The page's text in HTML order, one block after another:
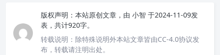
版权声明： 本站原创文章，由 小智 于2024-11-09发
表，共计920字。
转载说明： 除特殊说明外本站文章皆由CC-4.0协议发
布，转载请注明出处。